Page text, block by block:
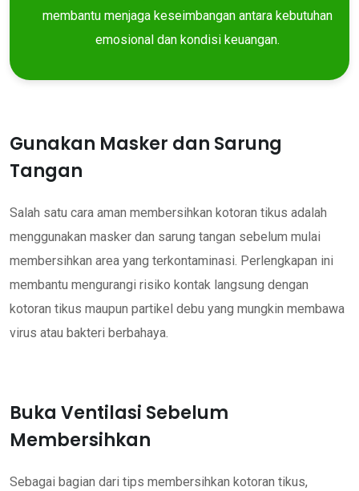
membantu menjaga keseimbangan antara kebutuhan
emosional dan kondisi keuangan.
Gunakan Masker dan Sarung
Tangan
Salah satu cara aman membersihkan kotoran tikus adalah
menggunakan masker dan sarung tangan sebelum mulai
membersihkan area yang terkontaminasi. Perlengkapan ini
membantu mengurangi risiko kontak langsung dengan
kotoran tikus maupun partikel debu yang mungkin membawa
virus atau bakteri berbahaya.
Buka Ventilasi Sebelum
Membersihkan
Sebagai bagian dari tips membersihkan kotoran tikus,